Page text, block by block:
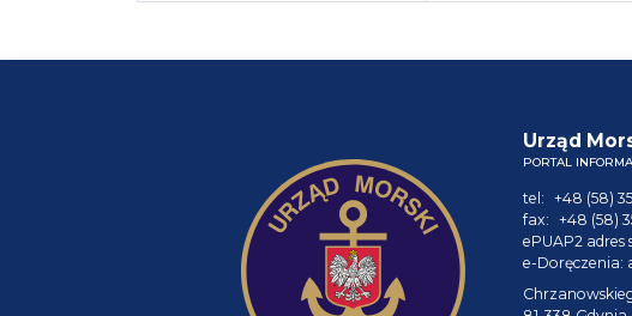
Urząd
PORTAL
tel: +48 (58)
fax: +48 (58)
ePUAP2 adres
e-Doręczenia: